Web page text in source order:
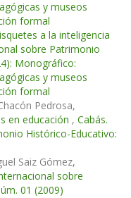
y museos
formal
a la inteligencia
sobre Patrimonio
Monográfico:
y museos
formal
Pedrosa,
en educación , Cabás.
Histórico-Educativo:
Saiz Gómez,
sobre
01 (2009)